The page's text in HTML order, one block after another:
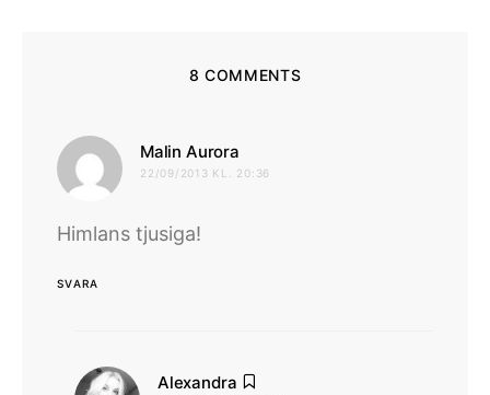
8 COMMENTS
Malin Aurora
22/09/2013 KL. 20:36
Himlans tjusiga!
SVARA
Alexandra